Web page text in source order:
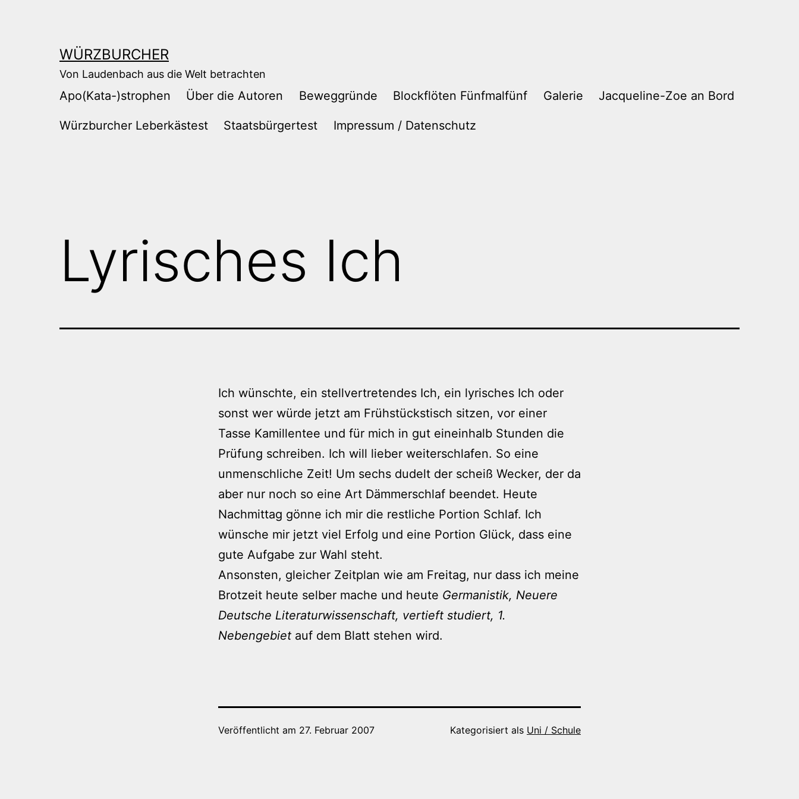
WÜRZBURCHER
Von Laudenbach aus die Welt betrachten
Apo(Kata-)strophen Über die Autoren Beweggründe Blockflöten Fünfmalfünf Galerie Jacqueline-Zoe an Bord
Würzburcher Leberkästest Staatsbürgertest Impressum / Datenschutz
Lyrisches Ich
Ich wünschte, ein stellvertretendes Ich, ein lyrisches Ich oder
sonst wer würde jetzt am Frühstückstisch sitzen, vor einer
Tasse Kamillentee und für mich in gut eineinhalb Stunden die
Prüfung schreiben. Ich will lieber weiterschlafen. So eine
unmenschliche Zeit! Um sechs dudelt der scheiß Wecker, der da
aber nur noch so eine Art Dämmerschlaf beendet. Heute
Nachmittag gönne ich mir die restliche Portion Schlaf. Ich
wünsche mir jetzt viel Erfolg und eine Portion Glück, dass eine
gute Aufgabe zur Wahl steht.
Ansonsten, gleicher Zeitplan wie am Freitag, nur dass ich meine
Brotzeit heute selber mache und heute Germanistik, Neuere
Deutsche Literaturwissenschaft, vertieft studiert, 1.
Nebengebiet auf dem Blatt stehen wird.
Veröffentlicht am 27. Februar 2007 Kategorisiert als Uni / Schule